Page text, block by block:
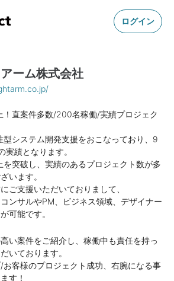
ログイン
ーム株式会社
！直案件多数/200名稼働/実績プロジェク
システム開発支援をおこなっており、9
績となります。
突破し、実績のあるプロジェクト数が多
います。
ご支援いただいておりまして、
ンサルやPM、ビジネス領域、デザイナー
可能です。
い案件をご紹介し、稼働中も責任を持っ
いております。
客様のプロジェクト成功、右腕になる事
す！